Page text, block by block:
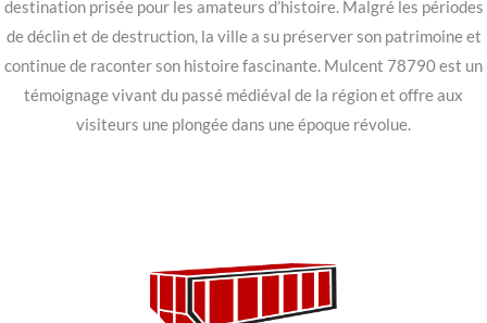
destination prisée pour les amateurs d’histoire. Malgré les périodes
de déclin et de destruction, la ville a su préserver son patrimoine et
continue de raconter son histoire fascinante. Mulcent 78790 est un
témoignage vivant du passé médiéval de la région et offre aux
visiteurs une plongée dans une époque révolue.